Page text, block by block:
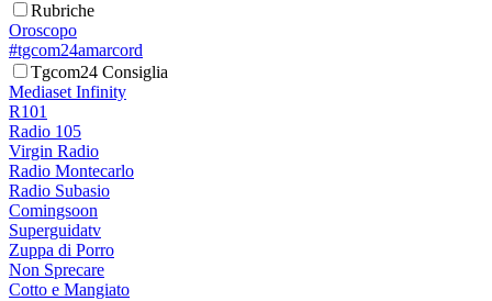
Rubriche
Oroscopo
#tgcom24amarcord
Tgcom24 Consiglia
Mediaset Infinity
R101
Radio 105
Virgin Radio
Radio Montecarlo
Radio Subasio
Comingsoon
Superguidatv
Zuppa di Porro
Non Sprecare
Cotto e Mangiato